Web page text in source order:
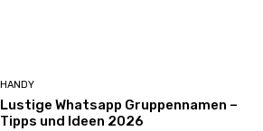
HANDY
Lustige Whatsapp Gruppennamen –
Tipps und Ideen 2026